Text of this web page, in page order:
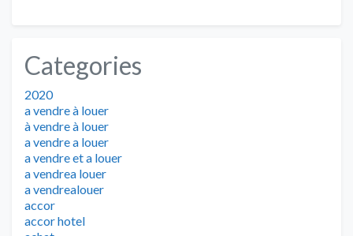
Categories
2020
a vendre à louer
à vendre à louer
a vendre a louer
a vendre et a louer
a vendrea louer
a vendrealouer
accor
accor hotel